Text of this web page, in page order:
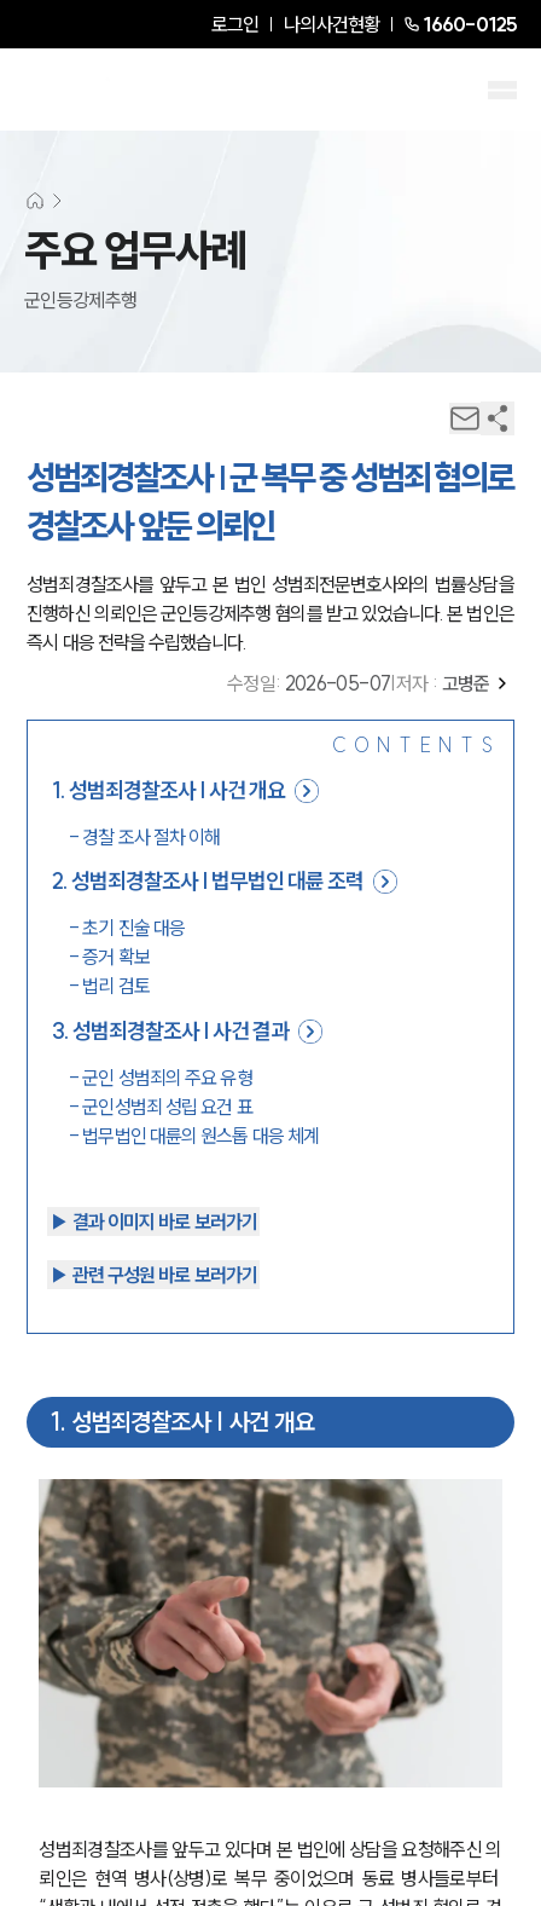
로그인 나의사건현황 1660-0125
주요 업무사례
군인등강제추행
성범죄경찰조사 | 군 복무 중 성범죄 혐의로
경찰조사 앞둔 의뢰인
성범죄경찰조사를 앞두고 본 법인 성범죄전문변호사와의 법률상담을
진행하신 의뢰인은 군인등강제추행 혐의를 받고 있었습니다. 본 법인은
즉시 대응 전략을 수립했습니다.
수정일: 2026-05-07 저자 : 고병준
CONTENTS
1.성범죄경찰조사 | 사건 개요
- 경찰 조사 절차 이해
2.성범죄경찰조사 | 법무법인 대륜 조력
-초기 진술 대응
-증거 확보
- 법리 검토
3.성범죄경찰조사 | 사건 결과
-군인 성범죄의 주요 유형
-군인성범죄 성립 요건 표
- 법무법인 대륜의 원스톱 대응 체계
▶︎ 결과 이미지 바로 보러가기
▶︎ 관련 구성원 바로 보러가기
1. 성범죄경찰조사 | 사건 개요
성범죄경찰조사를 앞두고 있다며 본 법인에 상담을 요청해주신 의
뢰인은 현역 병사(상병)로 복무 중이었으며 동료 병사들로부터